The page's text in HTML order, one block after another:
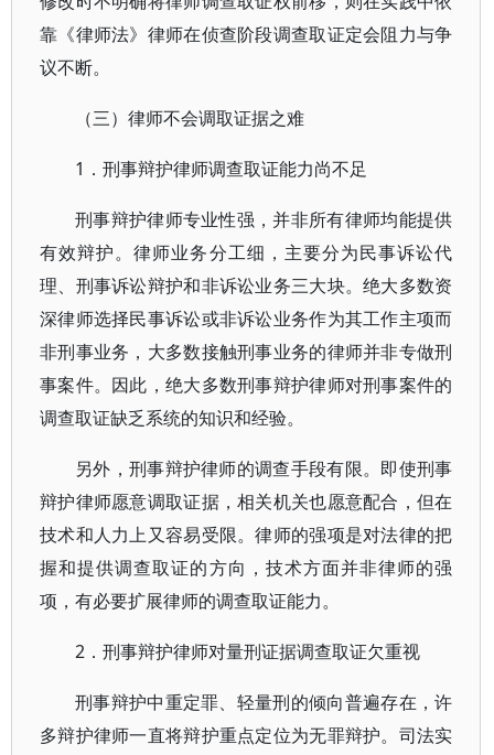
靠《律师法》律师在侦查阶段调查取证定会阻力与争
议不断。
（三）律师不会调取证据之难
1．刑事辩护律师调查取证能力尚不足
刑事辩护律师专业性强，并非所有律师均能提供
有效辩护。律师业务分工细，主要分为民事诉讼代
理、刑事诉讼辩护和非诉讼业务三大块。绝大多数资
深律师选择民事诉讼或非诉讼业务作为其工作主项而
非刑事业务，大多数接触刑事业务的律师并非专做刑
事案件。因此，绝大多数刑事辩护律师对刑事案件的
调查取证缺乏系统的知识和经验。
另外，刑事辩护律师的调查手段有限。即使刑事
辩护律师愿意调取证据，相关机关也愿意配合，但在
技术和人力上又容易受限。律师的强项是对法律的把
握和提供调查取证的方向，技术方面并非律师的强
项，有必要扩展律师的调查取证能力。
2．刑事辩护律师对量刑证据调查取证欠重视
刑事辩护中重定罪、轻量刑的倾向普遍存在，许
多辩护律师一直将辩护重点定位为无罪辩护。司法实